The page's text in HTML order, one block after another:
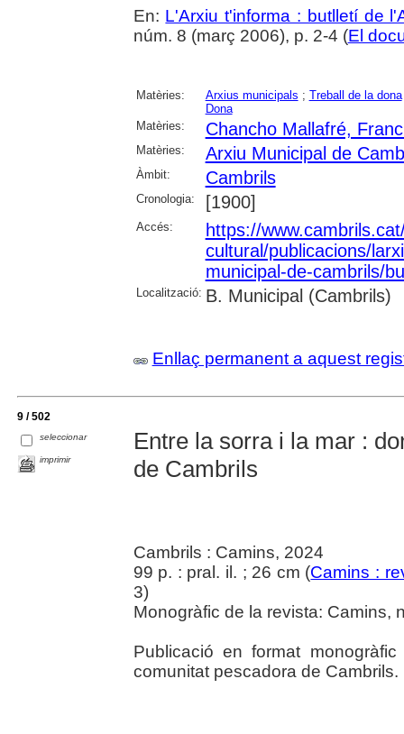
En: L'Arxiu t'informa : butlletí de
núm. 8 (març 2006), p. 2-4 (El
Matèries: Arxius municipals ; Treball de la dona
Dona
Matèries:
Chancho Mallafré,
Matèries: Arxiu Municipal de
Àmbit: Cambrils
Cronologia: [1900]
Accés:
https://
cultural/publicacions/
municipal-de-cambrils/
Localització: B. Municipal (Cambrils)
Enllaç permanent a aquest
9 / 502
seleccionar
imprimir
Entre la sorra i la mar :
de Cambrils
Cambrils : Camins, 2024
99 p. : pral. il. ; 26 cm (Camins :
3)
Monogràfic de la revista: Camins,
Publicació en format
comunitat pescadora de Cambrils.